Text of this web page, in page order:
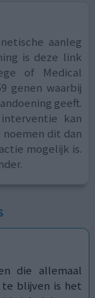
aanleg
is deze link
of Medical
genen waarbij
geeft.
kan
dit dan
mogelijk is.
die allemaal
te blijven is het